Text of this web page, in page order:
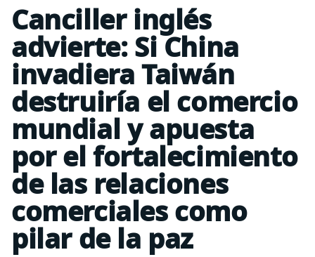
Canciller inglés
advierte: Si China
invadiera Taiwán
destruiría el comercio
mundial y apuesta
por el fortalecimiento
de las relaciones
comerciales como
pilar de la paz